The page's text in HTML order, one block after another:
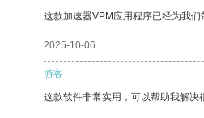
这款加速器VPM应用程序已经为我们
2025-10-06
游客
这款软件非常实用，可以帮助我解决